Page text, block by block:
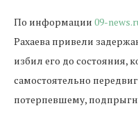
По информации 09-
Рахаева привели
избил его до состояния,
самостоятельно
потерпевшему,